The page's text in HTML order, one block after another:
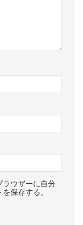
ラウザーに自分
保存する。